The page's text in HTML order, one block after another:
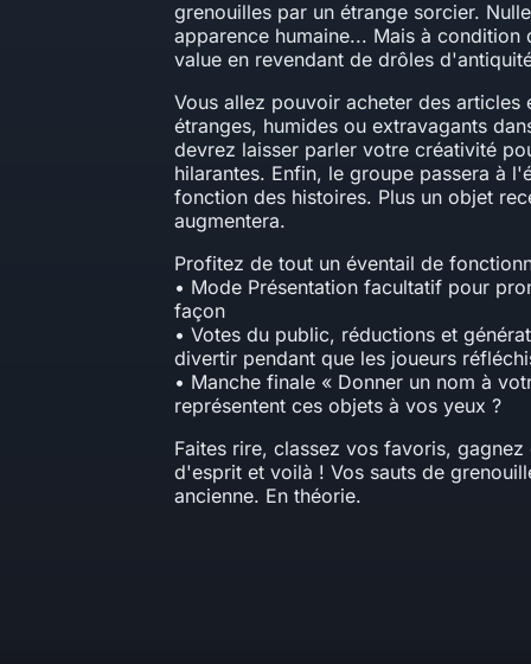
grenouilles par un étrange sorcier.
apparence humaine... Mais à
value en revendant de drôles
Vous allez pouvoir acheter des articles
étranges, humides ou extravagants
devrez laisser parler votre créativité
hilarantes. Enfin, le groupe passera à
fonction des histoires. Plus un objet
augmentera.
Profitez de tout un éventail de
• Mode Présentation facultatif pour
façon
• Votes du public, réductions et
divertir pendant que les joueurs
• Manche finale « Donner un nom à
représentent ces objets à vos yeux ?
Faites rire, classez vos favoris,
d'esprit et voilà ! Vos sauts de
ancienne. En théorie.